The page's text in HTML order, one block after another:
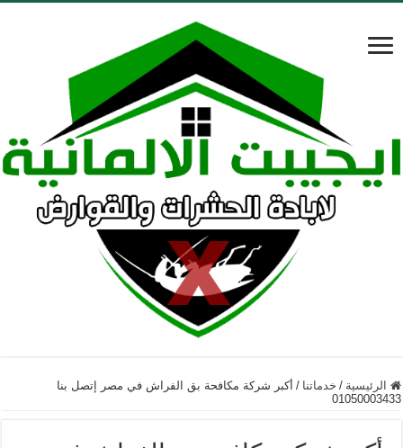
الرئيسية / خدماتنا / أكبر شركة مكافحة بق الفراش في مصر إتصل بنا
01050003433